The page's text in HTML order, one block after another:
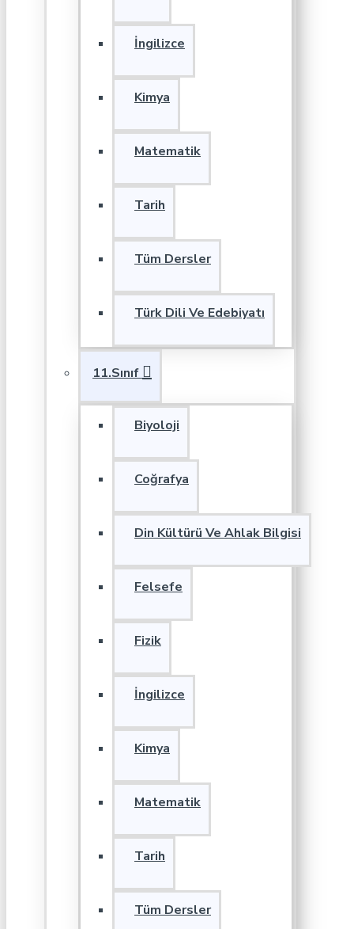
İngilizce
Kimya
Matematik
Tarih
Tüm Dersler
Türk Dili Ve Edebiyatı
11.Sınıf
Biyoloji
Coğrafya
Din Kültürü Ve Ahlak Bilgisi
Felsefe
Fizik
İngilizce
Kimya
Matematik
Tarih
Tüm Dersler